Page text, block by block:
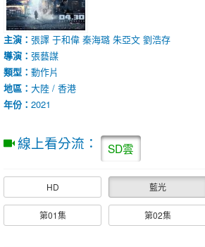
主演： 張譯 于和偉 秦海璐 朱亞文 劉浩存
導演： 張藝謀
類型： 動作片
地區： 大陸 / 香港
年份： 2021
線上看分流： SD雲
HD 藍光
第01集 第02集